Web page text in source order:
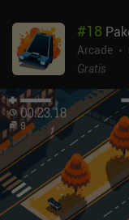
monetización también
anuncios incentivados
diferentes iAP si
#18
Arcade
Gratis